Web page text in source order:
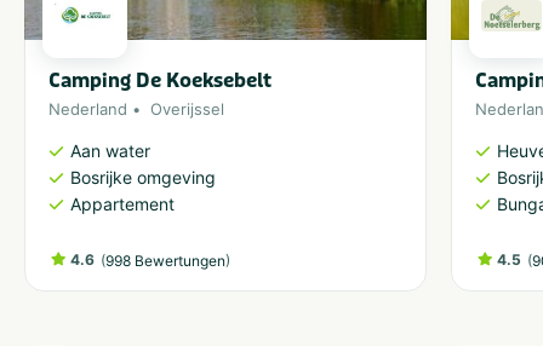
Camping De Koeksebelt
Nederland Overijssel
Aan water
Bosrijke omgeving
Appartement
4.6 (998 Bewertungen) 4.5 (